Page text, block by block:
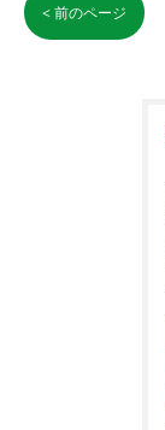
< 前のページ